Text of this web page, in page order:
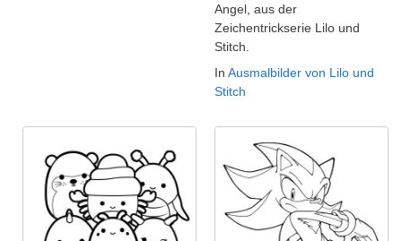
Angel, aus der
Zeichentrickserie Lilo und
Stitch.
In Ausmalbilder von Lilo und
Stitch